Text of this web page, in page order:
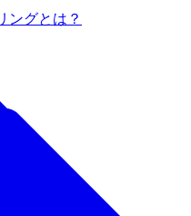
ングとは？